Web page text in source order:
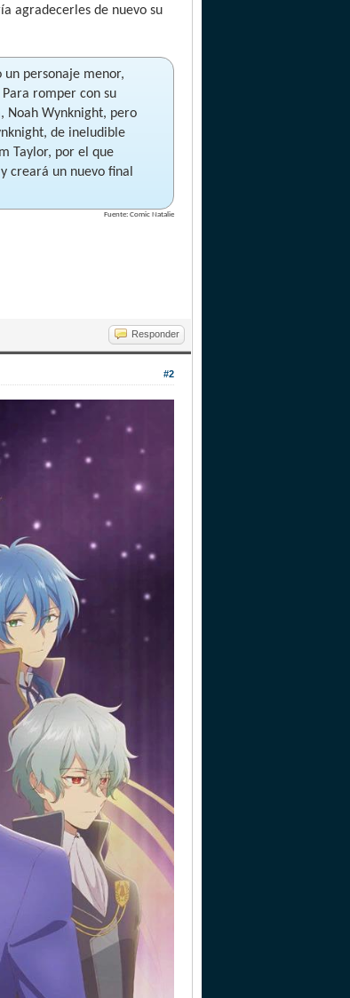
agradecerles de nuevo su
un personaje menor,
romper con su
Noah Wynknight, pero
de ineludible
Taylor, por el que
creará un nuevo final
Fuente: Comic Natalie
Responder
#2